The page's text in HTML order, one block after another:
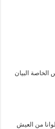
البيان
من العيش